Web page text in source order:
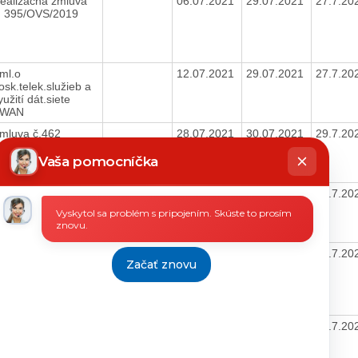
395/OVS/2019
a
dát.siete
12.07.2021 29.07.2021
č.462 28.07.2021 30.07.2021
č. 901 09.07.2021 16.07.2021
26.07.2021
Vaša pomocníčka
Vyskytol sa problém s pripojením. Skúste to prosím
znovu.
Začať znovu